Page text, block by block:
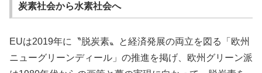
炭素社会から水素社会へ
EUは2019年に〝脱炭素〟と経済発展の両立を図る「欧州
ニューグリーンディール」の推進を掲げ、欧州グリーン派